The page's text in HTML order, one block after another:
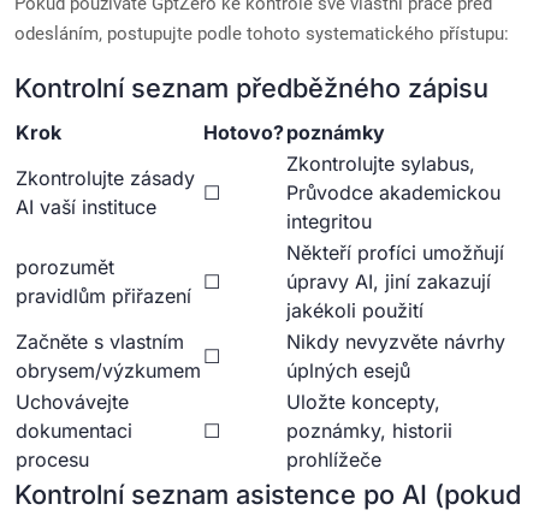
odesláním, postupujte podle tohoto systematického přístupu:
Kontrolní seznam předběžného zápisu
Krok Hotovo?poznámky
Zkontrolujte zásady
AI vaší instituce
☐
Zkontrolujte sylabus,
Průvodce akademickou
integritou
porozumět
pravidlům přiřazení
☐
Někteří profíci umožňují
úpravy AI, jiní zakazují
jakékoli použití
Začněte s vlastním
obrysem/výzkumem
☐
Nikdy nevyzvěte návrhy
úplných esejů
Uchovávejte
dokumentaci
procesu
☐
Uložte koncepty,
poznámky, historii
prohlížeče
Kontrolní seznam asistence po AI (pokud